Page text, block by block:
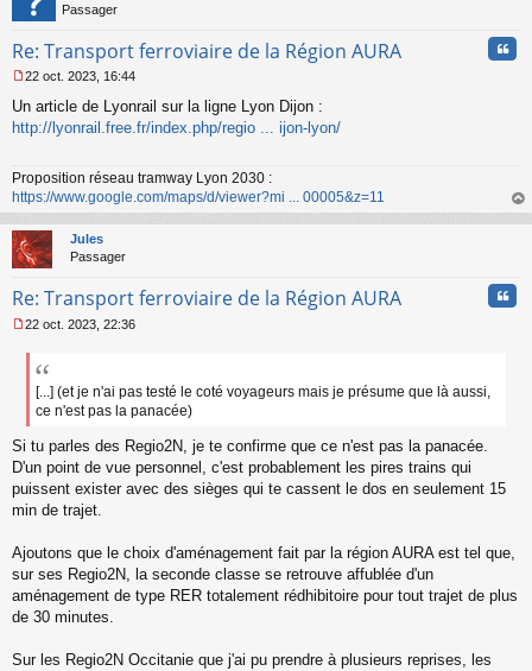
Passager
Re: Transport ferroviaire de la Région AURA
e
s
g
e
n
o
n
l
22 oct. 2023, 16:44
Un article de Lyonrail sur la ligne Lyon Dijon :
http://lyonrail.free.fr/index.php/regio ... ijon-lyon/
Proposition réseau tramway Lyon 2030 :
https://www.google.com/maps/d/viewer?mi ... 00005&z=11
au
Jules
Passager
Re: Transport ferroviaire de la Région AURA
e
g
e
n
o
n
l
22 oct. 2023, 22:36
[...] (et je n'ai pas testé le coté voyageurs mais je présume que là aussi,
ce n'est pas la panacée)
Si tu parles des Regio2N, je te confirme que ce n'est pas la panacée.
D'un point de vue personnel, c'est probablement les pires trains qui
puissent exister avec des sièges qui te cassent le dos en seulement 15
min de trajet.
Ajoutons que le choix d'aménagement fait par la région AURA est tel que,
sur ses Regio2N, la seconde classe se retrouve affublée d'un
aménagement de type RER totalement rédhibitoire pour tout trajet de plus
de 30 minutes.
Sur les Regio2N Occitanie que j'ai pu prendre à plusieurs reprises, les